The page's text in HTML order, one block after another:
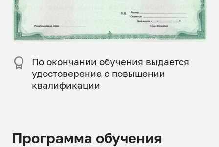
По окончании обучения выдается
удостоверение о повышении
квалификации
Программа обучения